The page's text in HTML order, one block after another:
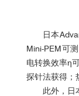
日本
Mini-PEM可
电转换效率η
探针法获得；
此外，日